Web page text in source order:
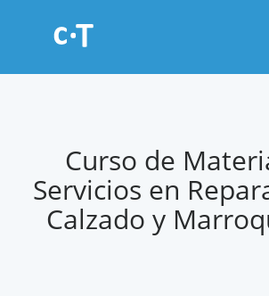
Curso de
Servicios en
Calzado y